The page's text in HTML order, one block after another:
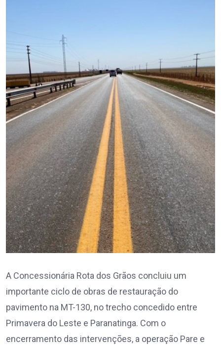
A Concessionária Rota dos Grãos concluiu um
importante ciclo de obras de restauração do
pavimento na MT-130, no trecho concedido entre
Primavera do Leste e Paranatinga. Com o
encerramento das intervenções, a operação Pare e